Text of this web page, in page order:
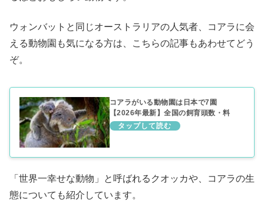
ウォンバットと同じオーストラリアの人気者、コアラに会
える動物園も気になる方は、こちらの記事もあわせてどう
ぞ。
コアラがいる動物園は日本で7園
【2026年最新】全国の飼育頭数・料
金・会えるコツを紹介
「世界一幸せな動物」と呼ばれるクオッカや、コアラの生
態についても紹介しています。